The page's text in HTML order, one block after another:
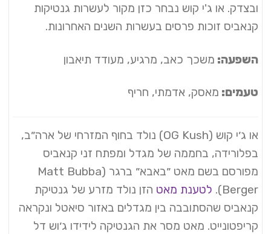
ובצדק. או ג'י קוש נבחר כזן מקור לעשרות גנטיקות
קנאביס זוכות פרסים בעשרות השנים האחרונות.
השפעה: משכך כאב, מרגיע, מעודד תיאבון
טעמים: מאסק, אדמתי, חריף
או ג׳י קוש (OG Kush) נולד בחוף המזרחי של ארה״ב,
בפלורידה, בחממה של מגדל ומפתח זני קנאביס
מפורסם בשם מאט ״באבא״ ברגר (Matt Bubba
Berger).
לטענת מאט הזן נולד מזרע של גנטיקת
קנאביס שהסתובבה בין מגדלים באזור סיאטל ונקראה
קריפטונייט. מאט מסר את הגנטיקה לידידו ג׳וש דל